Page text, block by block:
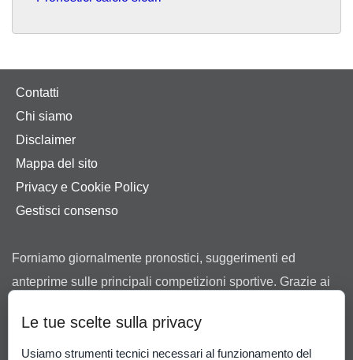
Contatti
Chi siamo
Disclaimer
Mappa del sito
Privacy e Cookie Policy
Gestisci consenso
Forniamo giornalmente pronostici, suggerimenti ed
anteprime sulle principali competizioni sportive. Grazie ai
bookmaker in possesso di regolare concessione ad
operare in Italia rilasciata dall’Agenzia delle Dogane e dei
Le tue scelte sulla privacy
Usiamo strumenti tecnici necessari al funzionamento del